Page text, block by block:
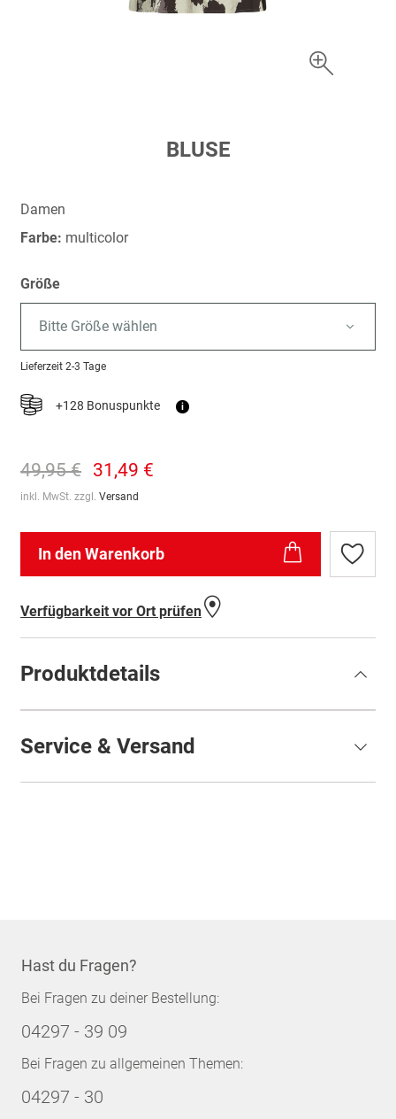
springen
BLUSE
Damen
Farbe: multicolor
Größe
Bitte Größe wählen
Lieferzeit 2-3 Tage
+128 Bonuspunkte i
49,95 € 31,49 €
inkl. MwSt. zzgl. Versand
In den Warenkorb
Zur
Verfügbarkeit vor Ort prüfen
Produktdetails
Service & Versand
Hast du Fragen?
Bei Fragen zu deiner Bestellung:
04297 - 39 09
Bei Fragen zu allgemeinen Themen:
04297 - 30